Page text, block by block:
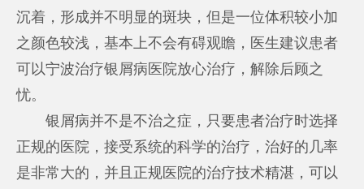
沉着，形成并不明显的斑块，但是一位体积较小加
之颜色较浅，基本上不会有碍观瞻，医生建议患者
可以宁波治疗银屑病医院放心治疗，解除后顾之
忧。
银屑病并不是不治之症，只要患者治疗时选择
正规的医院，接受系统的科学的治疗，治好的几率
是非常大的，并且正规医院的治疗技术精湛，可以